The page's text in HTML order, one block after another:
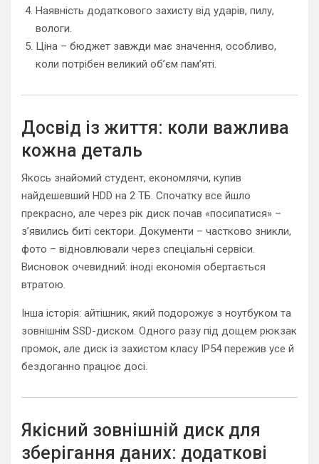
Наявність додаткового захисту від ударів, пилу,
вологи.
Ціна – бюджет завжди має значення, особливо,
коли потрібен великий об’єм пам’яті.
Досвід із життя: коли важлива
кожна деталь
Якось знайомий студент, економлячи, купив
найдешевший HDD на 2 ТБ. Спочатку все йшло
прекрасно, але через рік диск почав «посипатися» –
з’явились биті сектори. Документи – частково зникли,
фото – відновлювали через спеціальні сервіси.
Висновок очевидний: іноді економія обертається
втратою.
Інша історія: айтішник, який подорожує з ноутбуком та
зовнішнім SSD-диском. Одного разу під дощем рюкзак
промок, але диск із захистом класу IP54 пережив усе й
бездоганно працює досі.
Якісний зовнішній диск для
зберігання даних: додаткові